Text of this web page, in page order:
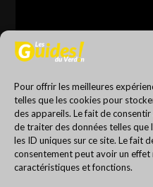
Pour offrir les meilleures
telles que les cookies pour
des appareils. Le fait de
de traiter des données telles
les ID uniques sur ce site. Le fait
consentement peut avoir un effet
caractéristiques et fonctions.
00:00
Nos Partenaires